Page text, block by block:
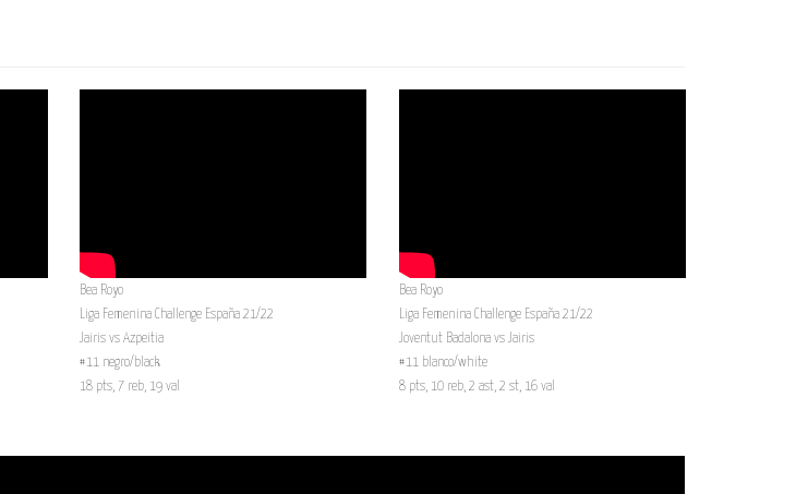
Bea Royo
Liga Femenina Challenge España 21/22
Jairis vs Azpeitia
#11 negro/black
18 pts, 7 reb, 19 val
Bea Royo
Liga Femenina Challenge España 21/22
Joventut Badalona vs Jairis
#11 blanco/white
8 pts, 10 reb, 2 ast, 2 st, 16 val